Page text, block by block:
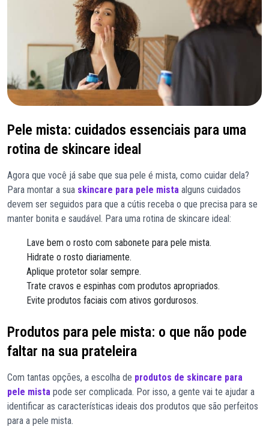
Pele mista: cuidados essenciais para uma
rotina de skincare ideal
Agora que você já sabe que sua pele é mista, como cuidar dela?
Para montar a sua skincare para pele mista alguns cuidados
devem ser seguidos para que a cútis receba o que precisa para se
manter bonita e saudável. Para uma rotina de skincare ideal:
Lave bem o rosto com sabonete para pele mista.
Hidrate o rosto diariamente.
Aplique protetor solar sempre.
Trate cravos e espinhas com produtos apropriados.
Evite produtos faciais com ativos gordurosos.
Produtos para pele mista: o que não pode
faltar na sua prateleira
Com tantas opções, a escolha de produtos de skincare para
pele mista pode ser complicada. Por isso, a gente vai te ajudar a
identificar as características ideais dos produtos que são perfeitos
para a pele mista.